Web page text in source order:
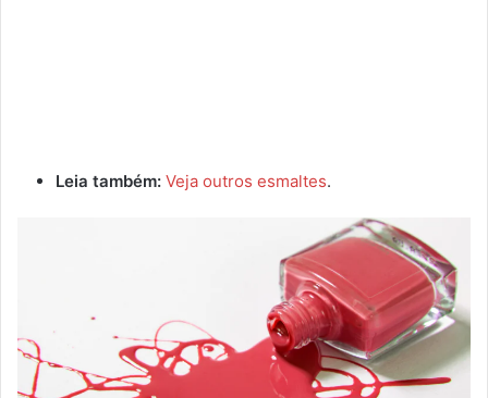
Leia também: Veja outros esmaltes.